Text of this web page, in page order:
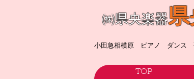
㈱県央楽器
小田急相模原 ピアノ ダンス
TOP